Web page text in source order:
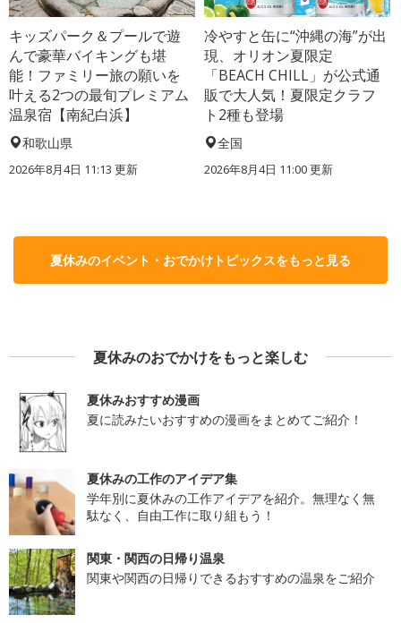
キッズパーク＆プールで遊
んで豪華バイキングも堪
能！ファミリー旅の願いを
叶える2つの最旬プレミアム
温泉宿【南紀白浜】
和歌山県
2026年8月4日 11:13 更新
冷やすと缶に“沖縄の海”が出
現、オリオン夏限定
「BEACH CHILL」が公式通
販で大人気！夏限定クラフ
ト2種も登場
全国
2026年8月4日 11:00更新
夏休みのイベント・おでかけトピックスをもっと見る
夏休みのおでかけをもっと楽しむ
夏休みおすすめ漫画
夏に読みたいおすすめの漫画をまとめてご紹介！
夏休みの工作のアイデア集
学年別に夏休みの工作アイデアを紹介。無理なく無
駄なく、自由工作に取り組もう！
関東・関西の日帰り温泉
関東や関西の日帰りできるおすすめの温泉をご紹介